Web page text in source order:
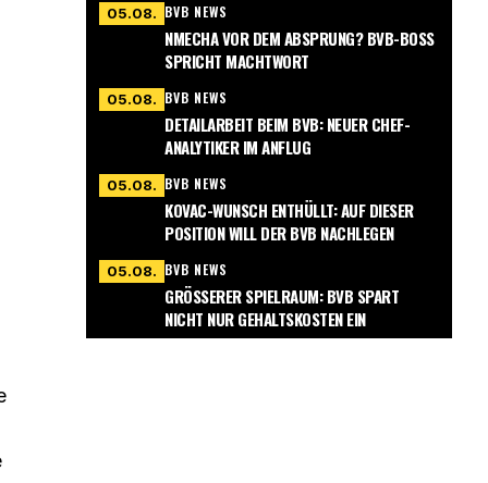
05.08. BVB NEWS
NMECHA VOR DEM ABSPRUNG? BVB-BOSS
SPRICHT MACHTWORT
05.08. BVB NEWS
DETAILARBEIT BEIM BVB: NEUER CHEF-
ANALYTIKER IM ANFLUG
05.08. BVB NEWS
KOVAC-WUNSCH ENTHÜLLT: AUF DIESER
POSITION WILL DER BVB NACHLEGEN
05.08. BVB NEWS
GRÖSSERER SPIELRAUM: BVB SPART N
ICHT NUR GEHALTSKOSTEN EIN